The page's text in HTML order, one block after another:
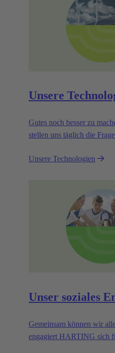
Unsere
Gutes noch besser zu
stellen uns täglich die
Technologien weiter
Unsere Technologien
Unser soziales
Gemeinsam können wir
engagiert HARTING sich